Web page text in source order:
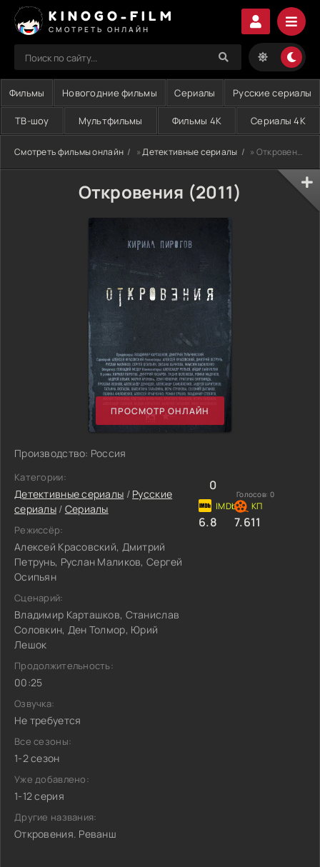
KINOGO-FILM
СМОТРЕТЬ ОНЛАЙН
Фильмы Новогодние фильмы Сериалы Русские сериалы
ТВ-шоу Мультфильмы Фильмы 4K Сериалы 4K
Смотреть фильмы онлайн »Детективные сериалы » Откровения (2011)
Откровения (2011)
ПРОСМОТР ОНЛАЙН
Производство: Россия
Категории:
Детективные сериалы / Русские
сериалы/ Сериалы
Режиссёр:
Алексей Красовский, Дмитрий
Петрунь, Руслан Маликов, Сергей
Осипьян
Сценарий:
Владимир Карташков, Станислав
Соловкин, Ден Толмор, Юрий
Лешок
Продолжительность:
00:25
Озвучка:
Не требуется
Все сезоны:
1-2 сезон
Уже добавлено:
1-12 серия
Другие названия:
Откровения. Реванш
0
Голосов: 0
6.8 7.611